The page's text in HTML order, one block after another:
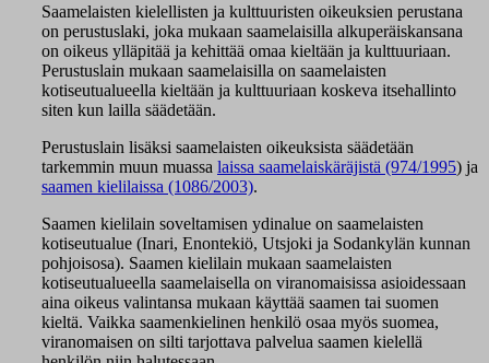
Saamelaisten kielellisten ja kulttuuristen oikeuksien perustana
on perustuslaki, joka mukaan saamelaisilla alkuperäiskansana
on oikeus ylläpitää ja kehittää omaa kieltään ja kulttuuriaan.
Perustuslain mukaan saamelaisilla on saamelaisten
kotiseutualueella kieltään ja kulttuuriaan koskeva itsehallinto
siten kun lailla säädetään.
Perustuslain lisäksi saamelaisten oikeuksista säädetään
tarkemmin muun muassa laissa saamelaiskäräjistä (974/1995) ja
saamen kielilaissa (1086/2003).
Saamen kielilain soveltamisen ydinalue on saamelaisten
kotiseutualue (Inari, Enontekiö, Utsjoki ja Sodankylän kunnan
pohjoisosa). Saamen kielilain mukaan saamelaisten
kotiseutualueella saamelaisella on viranomaisissa asioidessaan
aina oikeus valintansa mukaan käyttää saamen tai suomen
kieltä. Vaikka saamenkielinen henkilö osaa myös suomea,
viranomaisen on silti tarjottava palvelua saamen kielellä